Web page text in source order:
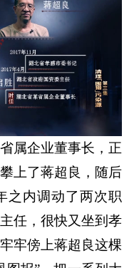
属企业董事长，正
上了蒋超良，随后
之内调动了两次职
任，很快又坐到孝
牢傍上蒋超良这棵